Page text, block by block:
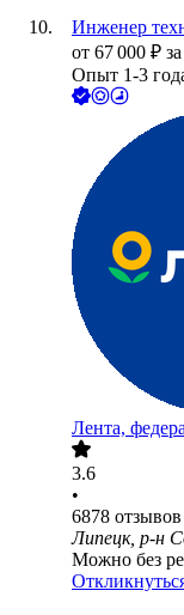
Инженер
от 67 000 ₽
Опыт 1-3
Лента,
3.6
•
6878 отзывов
Липецк, р-н
Можно без